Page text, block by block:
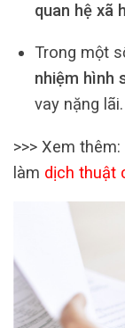
quan hệ xã
Trong một
nhiệm hình
vay nặng lãi.
>>> Xem
làm dịch thuật